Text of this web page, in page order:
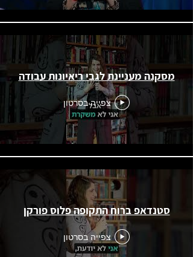
מסקנה מעניינת לגבי ריאיונות עבודה
צפייה בסרטון
סטנדאפ ברוח התקופה פלוס פורקן
צפייה בסרטון